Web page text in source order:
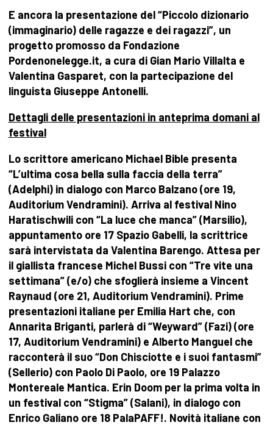
E ancora la presentazione del “Piccolo dizionario
(immaginario) delle ragazze e dei ragazzi”, un
progetto promosso da Fondazione
Pordenonelegge.it, a cura di Gian Mario Villalta e
Valentina Gasparet, con la partecipazione del
linguista Giuseppe Antonelli.
Dettagli delle presentazioni in anteprima domani al
festival
Lo scrittore americano Michael Bible presenta
“L’ultima cosa bella sulla faccia della terra”
(Adelphi) in dialogo con Marco Balzano (ore 19,
Auditorium Vendramini). Arriva al festival Nino
Haratischwili con “La luce che manca” (Marsilio),
appuntamento ore 17 Spazio Gabelli, la scrittrice
sarà intervistata da Valentina Barengo. Attesa per
il giallista francese Michel Bussi con “Tre vite una
settimana” (e/o) che sfoglierà insieme a Vincent
Raynaud (ore 21, Auditorium Vendramini). Prime
presentazioni italiane per Emilia Hart che, con
Annarita Briganti, parlerà di “Weyward” (Fazi) (ore
17, Auditorium Vendramini) e Alberto Manguel che
racconterà il suo “Don Chisciotte e i suoi fantasmi”
(Sellerio) con Paolo Di Paolo, ore 19 Palazzo
Montereale Mantica. Erin Doom per la prima volta in
un festival con “Stigma” (Salani), in dialogo con
Enrico Galiano ore 18 PalaPAFF!. Novità italiane con